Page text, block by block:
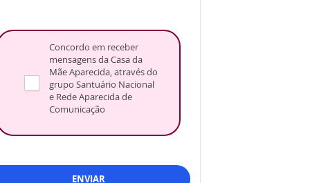
Concordo em receber
mensagens da Casa da
Mãe Aparecida, através do
grupo Santuário Nacional
e Rede Aparecida de
Comunicação
ENVIAR